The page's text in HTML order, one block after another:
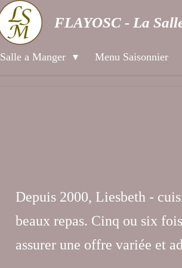
FLAYOSC - La
Salle a Manger Menu Saisonnier
Depuis 2000, Liesbeth -
beaux repas. Cinq ou six
assurer une offre variée et